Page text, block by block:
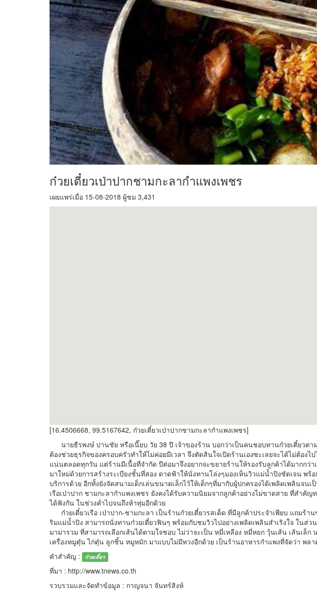
ก๋วยเตี๋ยวเป่าปากชามกะลากำแพงเพชร
เผยแพร่เมื่อ 15-08-2018 ผู้ชม 3,431
[16.4506668, 99.5167642, ก๋วยเตี๋ยวเป่าปากชามกะลากำแพงเพชร]
นายธีรพงษ์ ปานชัย หรือเนี๊ยบ วัย 38 ปี เจ้าของร้าน บอกว่าเป็นคนชอบทานก๋วยเตี๋ยวตา
ต้องช่วยธุรกิจของครอบครัวทำให้ไม่ค่อยมีเวลา จึงตัดสินใจเปิดร้านเองซะเลยจะได้ไม่ต้อง
แน่นตลอดทุกวัน แต่ร้านมีเนื้อที่จำกัด ปีต่อมาจึงอยากจะขยายร้านให้รองรับลูกค้าได้มากกว่
มาใหม่ด้วยการสร้างระเบียงชั้นที่สอง ดาดฟ้าให้นั่งทานโล่งๆมองเห็นวิวแม่น้ำปิงชัดเจน พร้
บริการด้วย อีกทั้งยังจัดสนามเด็กเล่นขนาดเล็กไว้ให้เด็กๆที่มากับผู้ปกครองได้เพลิดเพลินจนเ
เรือเป่าปาก ชามกะลากำแพงเพชร ยังคงได้รับความนิยมจากลูกค้าอย่างไม่ขาดสาย ที่สำคั
ได้ฟังกัน ในช่วงค่ำไปจนถึงห้าทุ่มอีกด้วย
ก๋วยเตี๋ยวเรือ เป่าปาก-ชามกะลา เป็นร้านก๋วยเตี๋ยวรสเด็ด ที่มีลูกค้าประจำเพียบ แถมร้า
ริมแม่น้ำปิง สามารถนั่งทานก๋วยเตี๋ยวฟินๆ พร้อมกับชมวิวไปอย่างเพลิดเพลินสำเริงใจ ในส่ว
มาม่ารวม ที่สามารถเลือกเส้นได้ตามใจชอบ ไม่ว่าจะเป็น หมี่เหลือง หมี่หยก วุ้นเส้น เส้นเล็ก
เครื่องหมูตุ๋น ไก่ตุ๋น ลูกชิ้น หมูหมัก มาแบบไม่มีหวงอีกด้วย เป็นร้านอาหารกำแพงที่จัดว่า พลา
คำสำคัญ :
ก๋วยเตี๋ยว
ที่มา : http://www.tnews.co.th
รวบรวมและจัดทำข้อมูล : กาญจนา จันทร์สิงห์